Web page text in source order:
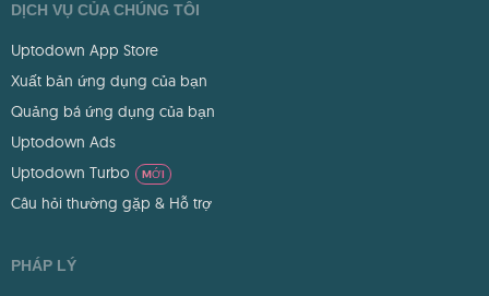
DỊCH VỤ CỦA CHÚNG TÔI
Uptodown App Store
Xuất bản ứng dụng của bạn
Quảng bá ứng dụng của bạn
Uptodown Ads
Uptodown Turbo
MỚI
Câu hỏi thường gặp & Hỗ trợ
PHÁP LÝ